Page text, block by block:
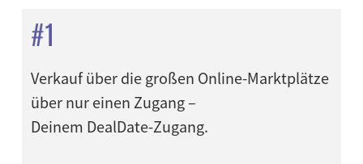
#1
Verkauf über die großen Online-Marktplätze
über nur einen Zugang –
Deinem DealDate-Zugang.